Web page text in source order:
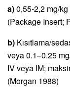
a)0,55-2,2 mg/
(Package Insert;
b) Kısıtlama/
veya 0.1–0.25
IV veya IM;
(Morgan 1988)